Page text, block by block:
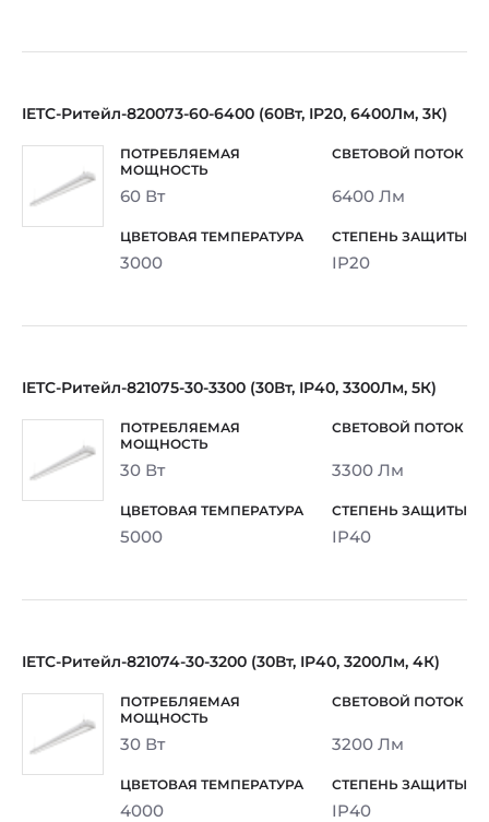
IETC-Ритейл-820073-60-6400 (60Вт, IP20, 6400Лм, 3К)
60 Вт 6400 Лм
3000 IP20
IETC-Ритейл-821075-30-3300 (30Вт, IP40, 3300Лм, 5К)
30 Вт 3300 Лм
5000 IP40
IETC-Ритейл-821074-30-3200 (30Вт, IP40, 3200Лм, 4К)
30 Вт 3200 Лм
4000 IP40